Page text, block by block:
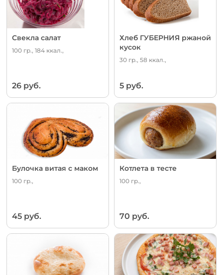
Свекла салат
100 гр., 184 ккал.,
26 руб.
Хлеб ГУБЕРНИЯ ржаной
кусок
30 гр., 58 ккал.,
5 руб.
Булочка витая с маком
100 гр.,
45 руб.
Котлета в тесте
100 гр.,
70 руб.